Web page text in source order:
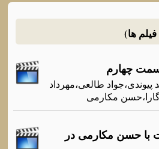
ها)
چهارم
طالعی،مهرداد
مکارمی
با حسن مکارمی در